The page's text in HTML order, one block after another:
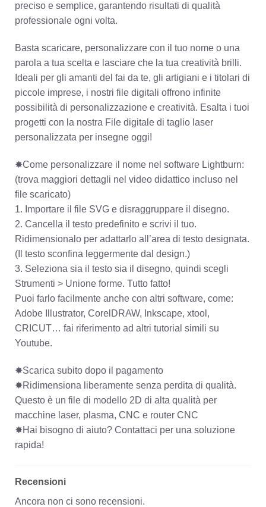
preciso e semplice, garantendo risultati di qualità
professionale ogni volta.
Basta scaricare, personalizzare con il tuo nome o una
parola a tua scelta e lasciare che la tua creatività brilli.
Ideali per gli amanti del fai da te, gli artigiani e i titolari di
piccole imprese, i nostri file digitali offrono infinite
possibilità di personalizzazione e creatività. Esalta i tuoi
progetti con la nostra File digitale di taglio laser
personalizzata per insegne oggi!
✸Come personalizzare il nome nel software Lightburn:
(trova maggiori dettagli nel video didattico incluso nel
file scaricato)
1. Importare il file SVG e disraggruppare il disegno.
2. Cancella il testo predefinito e scrivi il tuo.
Ridimensionalo per adattarlo all’area di testo designata.
(Il testo sconfina leggermente dal design.)
3. Seleziona sia il testo sia il disegno, quindi scegli
Strumenti > Unione forme. Tutto fatto!
Puoi farlo facilmente anche con altri software, come:
Adobe Illustrator, CorelDRAW, Inkscape, xtool,
CRICUT… fai riferimento ad altri tutorial simili su
Youtube.
✸Scarica subito dopo il pagamento
✸Ridimensiona liberamente senza perdita di qualità.
Questo è un file di modello 2D di alta qualità per
macchine laser, plasma, CNC e router CNC
✸Hai bisogno di aiuto? Contattaci per una soluzione
rapida!
Recensioni
Ancora non ci sono recensioni.